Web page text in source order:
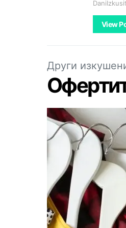
View
Други